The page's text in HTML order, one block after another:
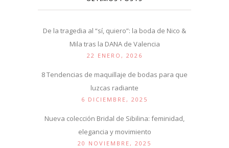
De la tragedia al “sí, quiero”: la boda de Nico &
Mila tras la DANA de Valencia
22 ENERO, 2026
8 Tendencias de maquillaje de bodas para que
luzcas radiante
6 DICIEMBRE, 2025
Nueva colección Bridal de Sibilina: feminidad,
elegancia y movimiento
20 NOVIEMBRE, 2025